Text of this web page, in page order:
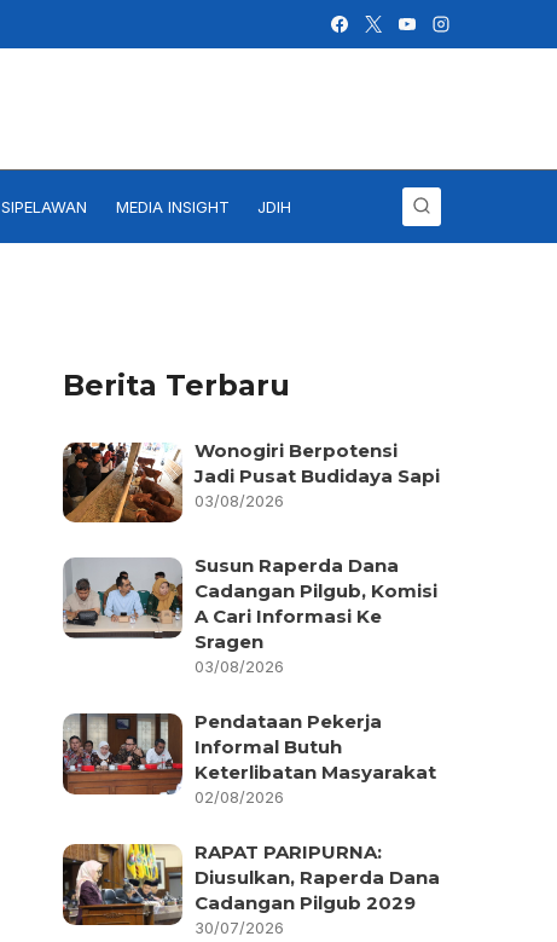
SIPELAWAN MEDIA INSIGHT JDIH
Berita Terbaru
Wonogiri Berpotensi
Jadi Pusat Budidaya Sapi
03/08/2026
Susun Raperda Dana
Cadangan Pilgub, Komisi
A Cari Informasi Ke
Sragen
03/08/2026
Pendataan Pekerja
Informal Butuh
Keterlibatan Masyarakat
02/08/2026
RAPAT PARIPURNA:
Diusulkan, Raperda Dana
Cadangan Pilgub 2029
30/07/2026